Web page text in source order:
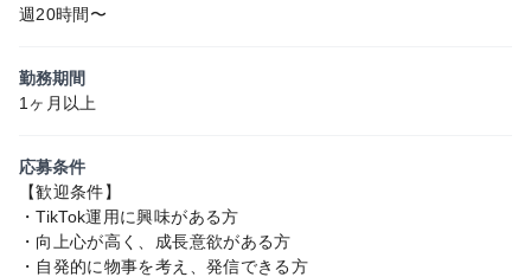
週20時間〜
勤務期間
1ヶ月以上
応募条件
【歓迎条件】
・TikTok運用に興味がある方
・向上心が高く、成長意欲がある方
・自発的に物事を考え、発信できる方